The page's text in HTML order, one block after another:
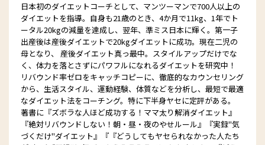
日本初のダイエットコーチとして、マンツーマンで700人以上の
ダイエットを指導。自身も21歳のとき、4か月で11kg、1年でト
ータル20kgの減量を達成し、翌年、準ミス日本に輝く。第一子
出産後は産後ダイエットで20kgダイエットに成功。現在二児の
母となり、 産後ダイエット真っ最中。スタイルアップだけでな
く、体力を落とさずにパワフルになれるダイエットを研究中！
リバウンド率ゼロをキャッチコピーに、徹底的なカウンセリング
から、生活スタイル、運動経験、体質などを分析し、最短で最適
なダイエット法をコーチング。特に下半身ヤセに定評がある。
著書に『ズボラな人ほど成功する！ママ太り解消ダイエット』
『絶対リバウンドしない！朝・昼・夜のやせルール』『実録"気
づくだけ"ダイエット』『『どうしてもヤセられなかった人たち